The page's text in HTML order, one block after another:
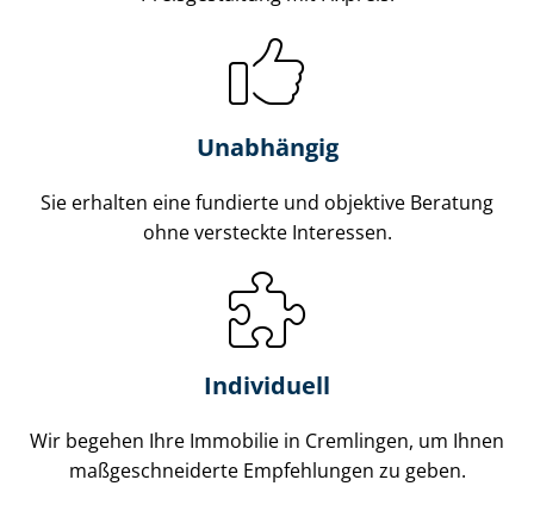
Unabhängig
Sie erhalten eine fundierte und objektive Beratung
ohne versteckte Interessen.
Individuell
Wir begehen Ihre Immobilie in Cremlingen, um Ihnen
maß­ge­schnei­der­te Empfehlungen zu geben.